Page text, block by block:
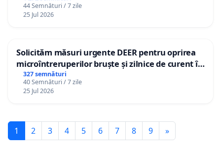
44 Semnături / 7 zile
25 Jul 2026
Solicităm măsuri urgente DEER pentru oprirea
microîntreruperilor bruște și zilnice de curent în
Sâncraiu de Mureș și Nazna
327 semnături
40 Semnături / 7 zile
25 Jul 2026
1 2 3 4 5 6 7 8 9 »